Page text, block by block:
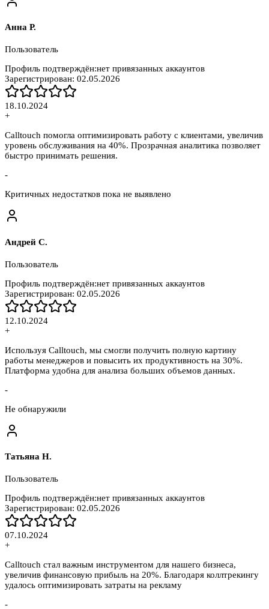
Анна Р.
Пользователь
Профиль подтверждён:нет привязанных аккаунтов
Зарегистрирован: 02.05.2026
18.10.2024
+
Calltouch помогла оптимизировать работу с клиентами, увеличив
уровень обслуживания на 40%. Прозрачная аналитика позволяет
быстро принимать решения.
-
Критичных недостатков пока не выявлено
Андрей С.
Пользователь
Профиль подтверждён:нет привязанных аккаунтов
Зарегистрирован: 02.05.2026
12.10.2024
+
Используя Calltouch, мы смогли получить полную картину
работы менеджеров и повысить их продуктивность на 30%.
Платформа удобна для анализа больших объемов данных.
-
Не обнаружили
Татьяна Н.
Пользователь
Профиль подтверждён:нет привязанных аккаунтов
Зарегистрирован: 02.05.2026
07.10.2024
+
Calltouch стал важным инструментом для нашего бизнеса,
увеличив финансовую прибыль на 20%. Благодаря коллтрекингу
удалось оптимизировать затраты на рекламу
-